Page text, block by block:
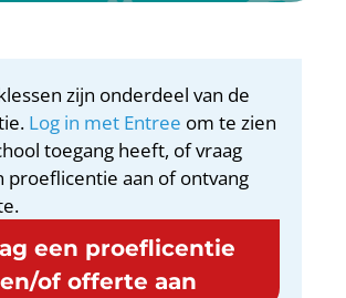
zijn onderdeel van de
Log in met Entree om te zien
toegang heeft, of vraag
proeflicentie aan of ontvang
een proeflicentie
en/of offerte aan